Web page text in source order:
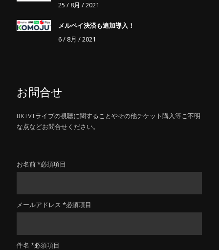
25 / 8月 / 2021
メルペイ決済も追加導入！
6 / 8月 / 2021
お問合せ
BKTVTライブの視聴に関することやその他チケット購入等ご不明
な点などお問合せください。
お名前 *必須項目
メールアドレス *必須項目
件名 *必須項目